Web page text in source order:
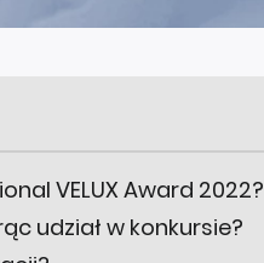
VELUX Award 2022?
udział w konkursie?